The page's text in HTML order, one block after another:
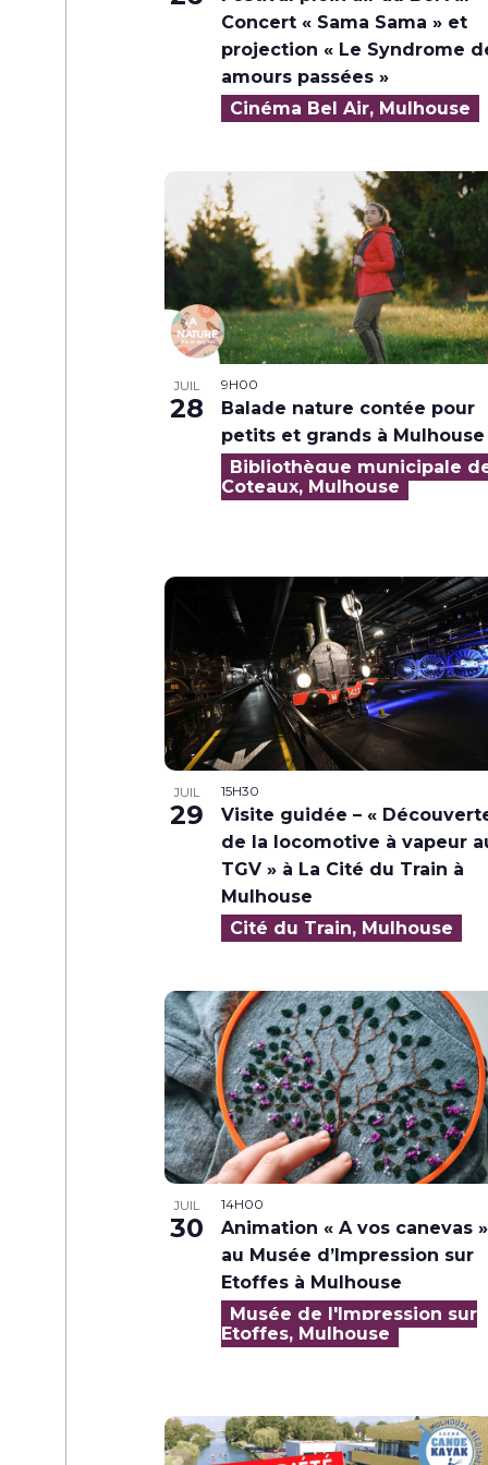
Concert « Sama Sama » et
projection « Le Syndrome
amours passées »
Cinéma Bel Air, Mulhouse
JUIL
28
9H00
Balade nature contée pour
petits et grands à Mulhouse
Bibliothèque municipale
Coteaux, Mulhouse
JUIL
29
15H30
Visite guidée – «
de la locomotive à vapeur
TGV » à La Cité du Train à
Mulhouse
Cité du Train, Mulhouse
JUIL
30
14H00
Animation « A vos canevas »
au Musée d’Impression sur
Etoffes à Mulhouse
Musée de l'Impression sur
Etoffes, Mulhouse